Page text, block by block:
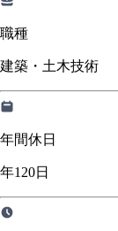
職種
建築・土木技術
年間休日
年120日